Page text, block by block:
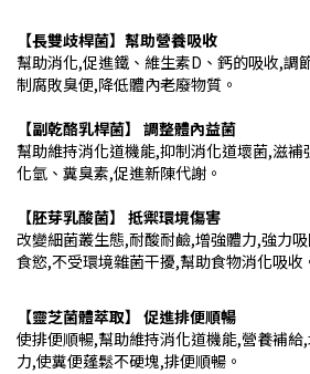
【長雙歧桿菌】幫助營養吸收
幫助消化,促進鐵、維生素D、鈣的吸收,調
制腐敗臭便,降低體內老廢物質。
【副乾酪乳桿菌】 調整體內益菌
幫助維持消化道機能,抑制消化道壞菌,滋
化氫、糞臭素,促進新陳代謝。
【胚芽乳酸菌】 抵禦環境傷害
改變細菌叢生態,耐酸耐鹼,增強體力,強力
食慾,不受環境雜菌干擾,幫助食物消化吸收
【靈芝菌體萃取】 促進排便順暢
使排便順暢,幫助維持消化道機能,營養補
力,使糞便蓬鬆不硬塊,排便順暢。